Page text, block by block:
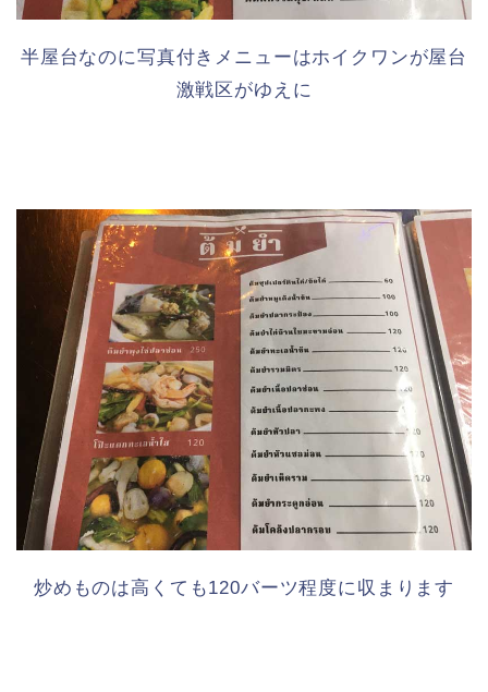
半屋台なのに写真付きメニューはホイクワンが屋台
激戦区がゆえに
炒めものは高くても120バーツ程度に収まります